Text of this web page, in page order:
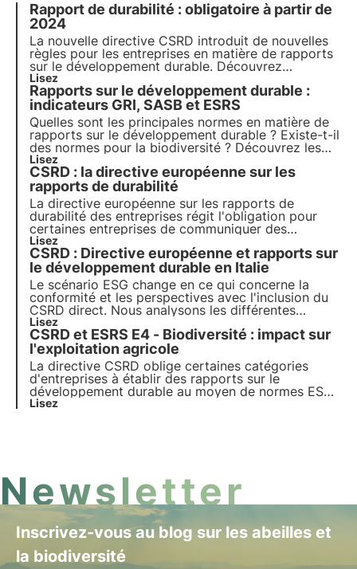
Rapport de durabilité : obligatoire à partir de
2024
La nouvelle directive CSRD introduit de nouvelles
règles pour les entreprises en matière de rapports
sur le développement durable. Découvrez
comment naviguer dans les nouvelles
réglementations et si votre entreprise est couverte
par la nouvelle directive. Choisissez 3Bee pour
votre rapport de durabilité.
Lisez
Rapports sur le développement durable :
indicateurs GRI, SASB et ESRS
Quelles sont les principales normes en matière de
rapports sur le développement durable ? Existe-t-il
des normes pour la biodiversité ? Découvrez les
normes GRI, SASB et ESRS dans cet article.
Apprenez-en plus avec Pills from the Oasis,
l'académie numérique de 3Bee pour les
professionnels du développement durable.
Lisez
CSRD : la directive européenne sur les
rapports de durabilité
La directive européenne sur les rapports de
durabilité des entreprises régit l'obligation pour
certaines entreprises de communiquer des
informations non financières par le biais de la
préparation d'un rapport de durabilité. Nous
examinons de plus près les objectifs de la directive
et la manière dont les entreprises doivent les
atteindre.
Lisez
CSRD : Directive européenne et rapports sur
le développement durable en Italie
Le scénario ESG change en ce qui concerne la
conformité et les perspectives avec l'inclusion du
CSRD direct. Nous analysons les différentes
réformes initiées en Italie dans le but de prendre
une longueur d'avance sur les autres pays de l'UE
en matière de transition durable.
Lisez
CSRD et ESRS E4 - Biodiversité : impact sur
l'exploitation agricole
La directive CSRD oblige certaines catégories
d'entreprises à établir des rapports sur le
développement durable au moyen de normes ESRS
fondées sur le principe de la double matérialité. En
Lisez
Newsletter
Inscrivez-vous au blog sur les abeilles et
la biodiversité